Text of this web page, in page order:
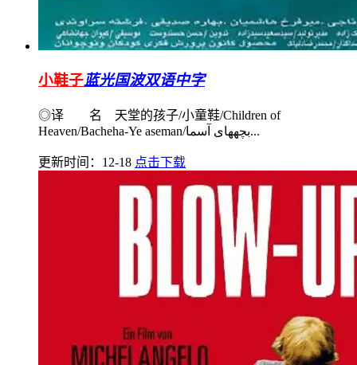
小鞋子蓝光国波双语中字
◎译 名 天堂的孩子/小童鞋/Children of
Heaven/Bacheha-Ye aseman/بچههای آسما...
更新时间：12-18 点击下载